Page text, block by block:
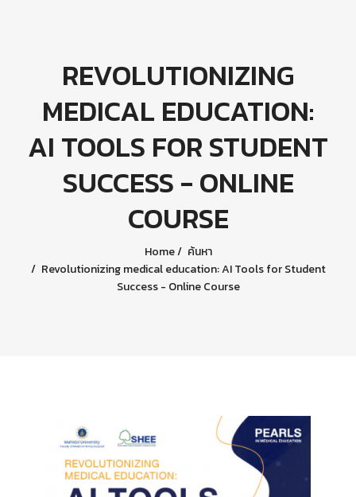
REVOLUTIONIZING
MEDICAL EDUCATION:
AI TOOLS FOR STUDENT
SUCCESS - ONLINE
COURSE
Home
ค้นหา
Revolutionizing medical education: AI Tools for Student
Success - Online Course